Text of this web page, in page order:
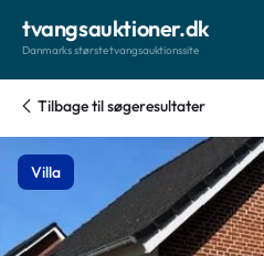
tvangsauktioner.dk
Danmarks største tvangsauktionssite
Tilbage til søgeresultater
Villa